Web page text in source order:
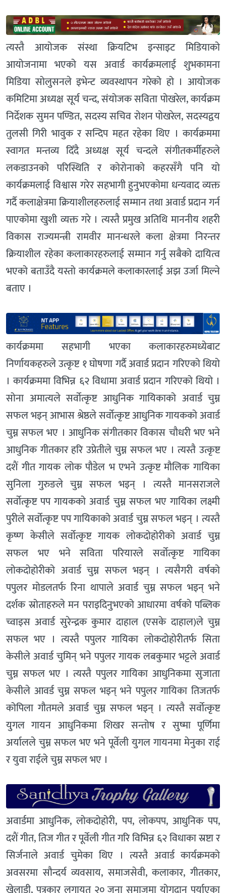
त्यस्तै आयोजक संस्था क्रियटिभ इन्साइट मिडियाको
आयोजनामा भएको यस अवार्ड कार्यक्रमलाई शुभकामना
मिडिया सोलुसनले इभेन्ट व्यवस्थापन गरेको हो । आयोजक
कमिटिमा अध्यक्ष सूर्य चन्द, संयोजक सविता पोखरेल, कार्यक्रम
निर्देशक सुमन पण्डित, सदस्य सचिव रोशन पोखरेल, सदस्यद्वय
तुलसी गिरी भावुक र सन्दिप महत रहेका थिए । कार्यक्रममा
स्वागत मन्तव्य दिँदै अध्यक्ष सूर्य चन्दले संगीतकर्मीहरुले
लकडाउनको परिस्थिति र कोरोनाको कहरसँगै पनि यो
कार्यक्रमलाई विश्वास गरेर सहभागी हुनुभएकोमा धन्यवाद व्यक्त
गर्दै कलाक्षेत्रमा क्रियाशीलहरुलाई सम्मान तथा अवार्ड प्रदान गर्न
पाएकोमा खुशी व्यक्त गरे । त्यस्तै प्रमुख अतिथि माननीय शहरी
विकास राज्यमन्त्री रामवीर मानन्धरले कला क्षेत्रमा निरन्तर
क्रियाशील रहेका कलाकारहरुलाई सम्मान गर्नु सबैको दायित्व
भएको बताउँदै यस्तो कार्यक्रमले कलाकारलाई अझ उर्जा मिल्ने
बताए ।
कार्यक्रममा सहभागी भएका कलाकारहरुमध्येबाट
निर्णायकहरुले उत्कृष्ट १ घोषणा गर्दै अवार्ड प्रदान गरिएको थियो
। कार्यक्रममा विभिन्न ६२ विधामा अवार्ड प्रदान गरिएको थियो ।
सोना अमात्यले सर्वोत्कृष्ट आधुनिक गायिकाको अवार्ड चुम्न
सफल भइन् आभास श्रेष्ठले सर्वोत्कृष्ट आधुनिक गायकको अवार्ड
चुम्न सफल भए । आधुनिक संगीतकार विकास चौधरी भए भने
आधुनिक गीतकार हरि उप्रेतीले चुम्न सफल भए । त्यस्तै उत्कृष्ट
दशैं गीत गायक लोक पौडेल भ एभने उत्कृष्ट मौलिक गायिका
सुनिला गुरुङले चुम्न सफल भइन् । त्यस्तै मानसराजले
सर्वोत्कृष्ट पप गायकको अवार्ड चुम्न सफल भए गायिका लक्ष्मी
पुरीले सर्वोत्कृष्ट पप गायिकाको अवार्ड चुम्न सफल भइन् । त्यस्तै
कृष्ण केसीले सर्वोत्कृष्ट गायक लोकदोहोरीको अवार्ड चुम्न
सफल भए भने सविता परियारले सर्वोत्कृष्ट गायिका
लोकदोहोरीको अवार्ड चुम्न सफल भइन् । त्यसैगरी वर्षको
पपुलर मोडलतर्फ रिना थापाले अवार्ड चुम्न सफल भइन् भने
दर्शक स्रोताहरुले मन पराइदिनुभएको आधारमा वर्षको पब्लिक
च्वाइस अवार्ड सुरेन्द्रक कुमार दाहाल (एसके दाहाल)ले चुम्न
सफल भए । त्यस्तै पपुलर गायिका लोकदोहोरीतर्फ सिता
केसीले अवार्ड चुमिन् भने पपुलर गायक लबकुमार भट्टले अवार्ड
चुम्न सफल भए । त्यस्तै पपुलर गायिका आधुनिकमा सुजाता
केसीले आवर्ड चुम्न सफल भइन् भने पपुलर गायिका तिजतर्फ
कोपिला गौतमले अवार्ड चुम्न सफल भइन् । त्यस्तै सर्वोत्कृष्ट
युगल गायन आधुनिकमा शिखर सन्तोष र सुष्मा पूर्णिमा
अर्यालले चुम्न सफल भए भने पूर्वेली युगल गायनमा मेनुका राई
र युवा राईले चुम्न सफल भए ।
अवार्डमा आधुनिक, लोकदोहोरी, पप, लोकपप, आधुनिक पप,
दशैं गीत, तिज गीत र पूर्वेली गीत गरि विभिन्न ६२ विधाका स्रष्टा र
सिर्जनाले अवार्ड चुमेका थिए । त्यस्तै अवार्ड कार्यक्रमको
अवसरमा सौन्दर्य व्यवसाय, समाजसेवी, कलाकार, गीतकार,